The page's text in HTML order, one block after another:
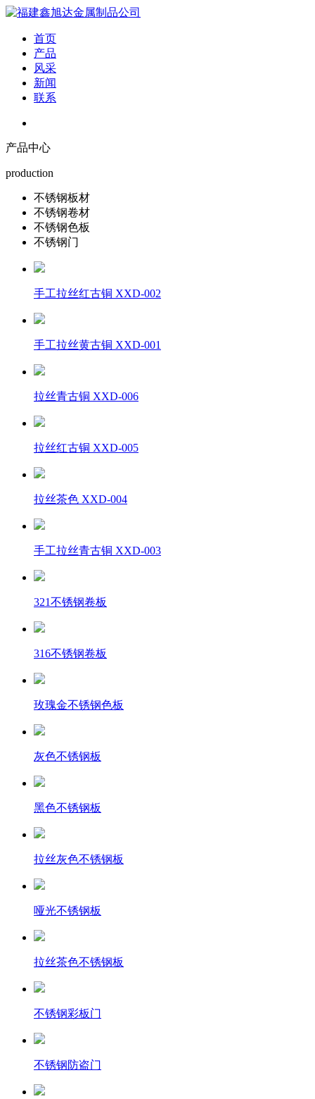
首页
产品
风采
新闻
联系
产品中心
production
不锈钢板材
不锈钢卷材
不锈钢色板
不锈钢门
手工拉丝红古铜 XXD-002
手工拉丝黄古铜 XXD-001
拉丝青古铜 XXD-006
拉丝红古铜 XXD-005
拉丝茶色 XXD-004
手工拉丝青古铜 XXD-003
321不锈钢卷板
316不锈钢卷板
玫瑰金不锈钢色板
灰色不锈钢板
黑色不锈钢板
拉丝灰色不锈钢板
哑光不锈钢板
拉丝茶色不锈钢板
不锈钢彩板门
不锈钢防盗门